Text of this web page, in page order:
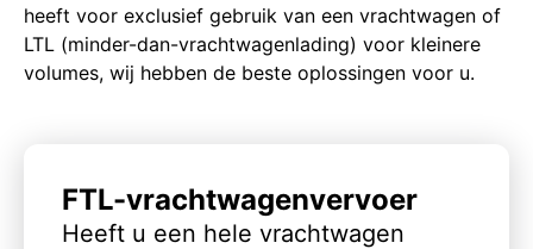
heeft voor exclusief gebruik van een vrachtwagen of
LTL (minder-dan-vrachtwagenlading) voor kleinere
volumes, wij hebben de beste oplossingen voor u.
FTL-vrachtwagenvervoer
Heeft u een hele vrachtwagen